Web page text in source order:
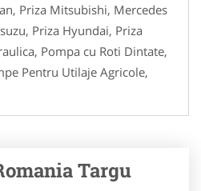
Priza Mitsubishi, Mercedes
Priza Hyundai, Priza
Pompa cu Roti Dintate,
Pentru Utilaje Agricole,
Targu